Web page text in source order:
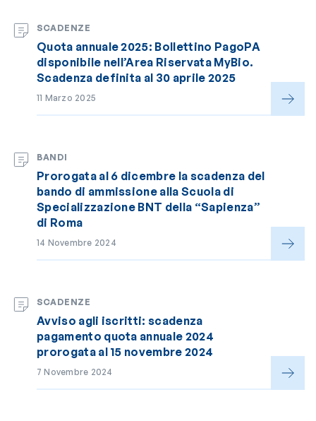
SCADENZE
Quota annuale 2025: Bollettino PagoPA
disponibile nell’Area Riservata MyBio.
Scadenza definita al 30 aprile 2025
11 Marzo 2025
BANDI
Prorogata al 6 dicembre la scadenza del
bando di ammissione alla Scuola di
Specializzazione BNT della “Sapienza”
di Roma
14 Novembre 2024
SCADENZE
Avviso agli iscritti: scadenza
pagamento quota annuale 2024
prorogata al 15 novembre 2024
7 Novembre 2024